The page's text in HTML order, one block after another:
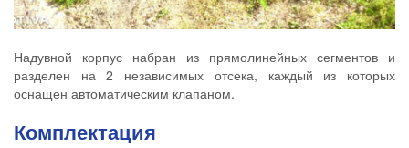
Надувной корпус набран из прямолинейных сегментов и
разделен на 2 независимых отсека, каждый из которых
оснащен автоматическим клапаном.
Комплектация